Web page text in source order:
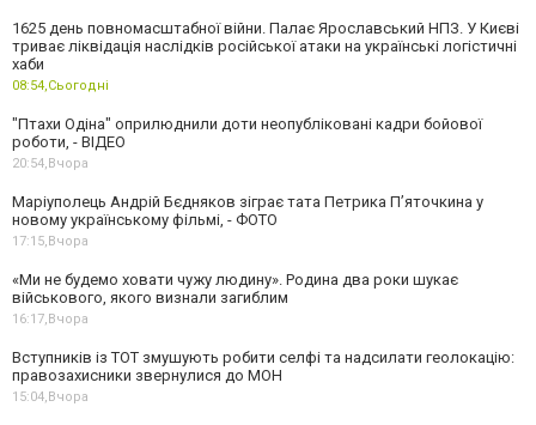
1625 день повномасштабної війни. Палає Ярославський НПЗ. У Києві
триває ліквідація наслідків російської атаки на українські логістичні
хаби
08:54,Сьогодні
"Птахи Одіна" оприлюднили доти неопубліковані кадри бойової
роботи, - ВІДЕО
20:54,Вчора
Маріуполець Андрій Бєдняков зіграє тата Петрика П’яточкина у
новому українському фільмі, - ФОТО
17:15,Вчора
«Ми не будемо ховати чужу людину». Родина два роки шукає
військового, якого визнали загиблим
16:17,Вчора
Вступників із ТОТ змушують робити селфі та надсилати геолокацію:
правозахисники звернулися до МОН
15:04,Вчора